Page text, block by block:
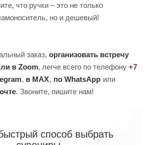
что ручки – это не только
но и дешевый!
заказ, организовать встречу
в Zoom, легче всего по телефону +7
, в MAX, по WhatsApp или
. Звоните, пишите нам!
способ выбрать